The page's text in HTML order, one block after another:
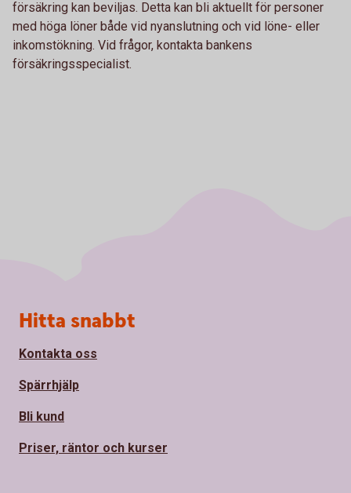
försäkring kan beviljas. Detta kan bli aktuellt för personer
med höga löner både vid nyanslutning och vid löne- eller
inkomstökning. Vid frågor, kontakta bankens
försäkringsspecialist.
Sidfot
Hitta snabbt
Kontakta oss
Spärrhjälp
Bli kund
Priser, räntor och kurser